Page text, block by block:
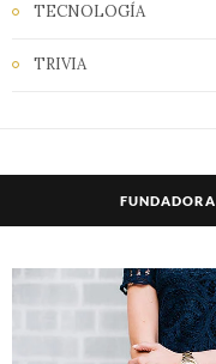
TECNOLOGÍA
TRIVIA
FUNDADORA